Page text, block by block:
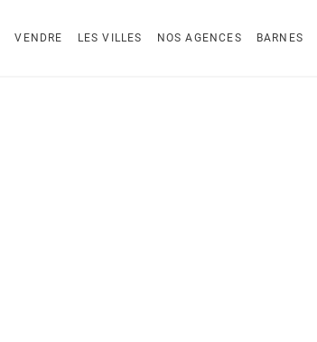
VENDRE LES VILLES NOS AGENCES BARNES